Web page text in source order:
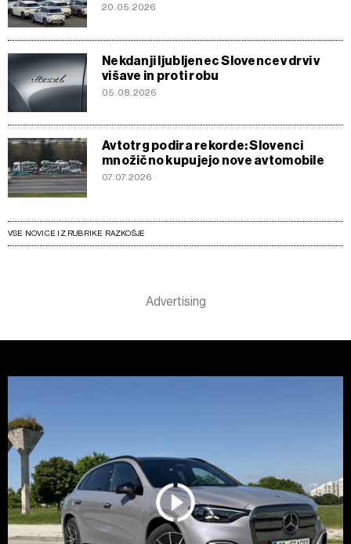
20.05.2026
Nekdanji ljubljenec Slovencev drvi v
višave in proti robu
05.08.2026
Avtotrg podira rekorde: Slovenci
množično kupujejo nove avtomobile
07.07.2026
VSE NOVICE IZ RUBRIKE RAZKOŠJE